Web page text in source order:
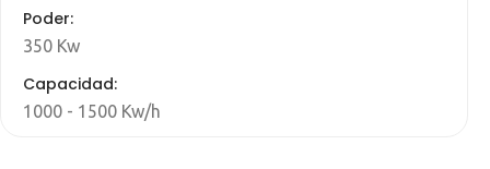
Poder:
350 Kw
Capacidad:
1000 - 1500 Kw/h